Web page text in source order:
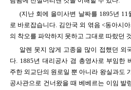
(지난 회에 을미사변 날짜를 1895년 11
로 바로잡습니다. 김안국 외 엮음 <동아시
의 착오를 파악하지 못하고 그대로 따랐던
알렌 못지 않게 고종을 많이 접했던 외
다. 1885년 대리공사 겸 총영사로 부임한
주한 외교단의 원로일 뿐 아니라 왕실과도
공사관으로 건너왔을 때 베베르는 이임 발